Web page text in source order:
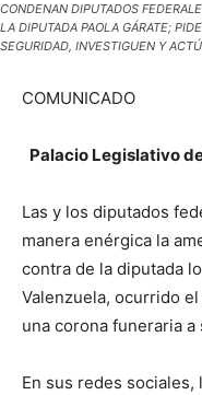
CONDENAN DIPUTADOS
LA DIPUTADA PAOLA GÁRATE;
SEGURIDAD, INVESTIGUEN Y
COMUNICADO
Palacio Legislativo
Las y los diputados
manera enérgica la
contra de la diputada
Valenzuela, ocurrido
una corona funeraria a
En sus redes